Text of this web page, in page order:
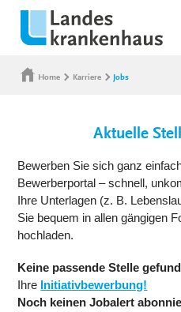
Home Karriere Jobs
Aktuelle
Bewerben Sie sich ganz
Bewerberportal – schnell,
Ihre Unterlagen (z. B.
Sie bequem in allen gängigen
hochladen.
Keine passende Stelle
Ihre Initiativbewerbung!
Noch keinen Jobalert